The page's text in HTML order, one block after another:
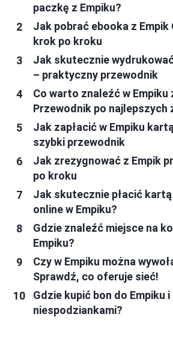
paczkę z Empiku?
Jak pobrać ebooka z Empik
krok po kroku
Jak skutecznie
– praktyczny przewodnik
Co warto znaleźć w Empiku
Przewodnik po najlepszych
Jak zapłacić w Empiku
szybki przewodnik
Jak zrezygnować z Empik
po kroku
Jak skutecznie płacić
online w Empiku?
Gdzie znaleźć miejsce na
Empiku?
Czy w Empiku można
Sprawdź, co oferuje sieć!
Gdzie kupić bon do Empiku
niespodziankami?